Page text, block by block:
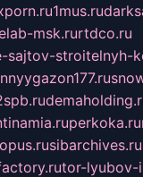
1mus.ru
msk.rurtdco.ru
sajtov-stroitelnyh-
perkoka.ru
sibarchives.ru
tor-lyubov-